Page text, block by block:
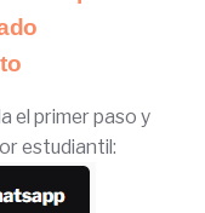
el primer paso y
estudiantil: